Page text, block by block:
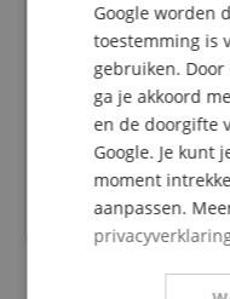
Top ! Loopt perfect.
Beoordeling door
VariantADJ Entour Faze
Deze beoordeling is
geverifieerde aankoop
Mooi gelijkmatig licht
echt wat ze moeten
op het toneel! Perfect !
Google worden
toestemming is
gebruiken.
ga je akkoord
en de doorgifte
Google. Je kunt
moment
aanpassen.